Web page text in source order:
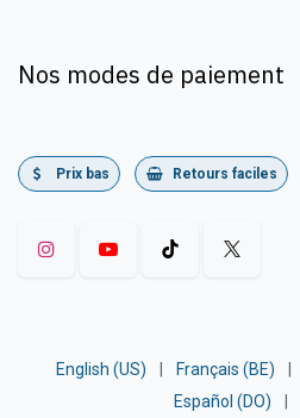
Nos modes de paiement
Prix bas Retours faciles
English (US) | Français (BE) |
Español (DO)
|